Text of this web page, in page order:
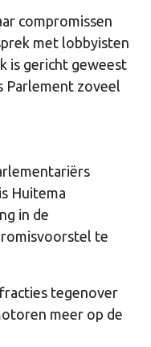
compromissen
met lobbyisten
is gericht geweest
Parlement zoveel
Huitema
in de
te
tegenover
meer op de